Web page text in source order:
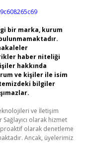
bir marka, kurum
haber niteliği
hakkında
ve kişiler ile isim
bilgiler
ve İletişim
olarak hizmet
olarak denetleme
Ancak, üyelerimiz